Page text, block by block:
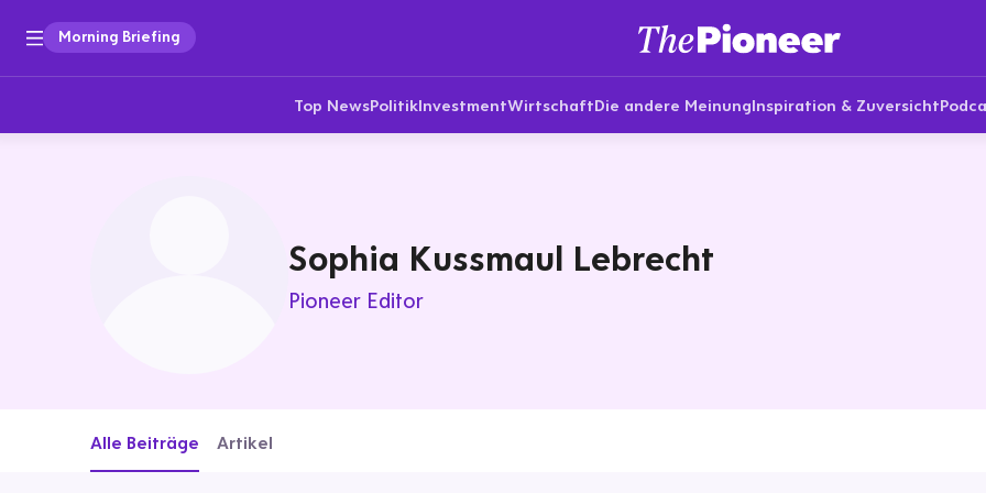
Morning Briefing
Top NewsPolitikInvestmentWirtschaftDie andere MeinungInspiration & Zuversicht
Sophia Kussmaul Lebrecht
Pioneer Editor
Alle Beiträge Artikel